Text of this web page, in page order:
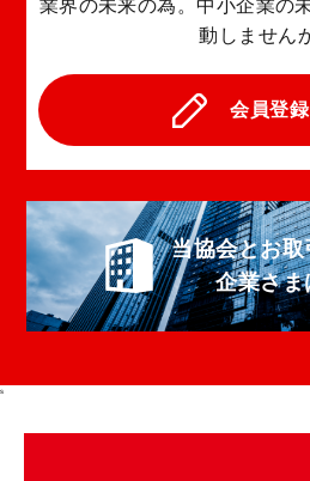
業界の未来の為。中小企業の
動しません
会員登
当協会とお
企業さま
s